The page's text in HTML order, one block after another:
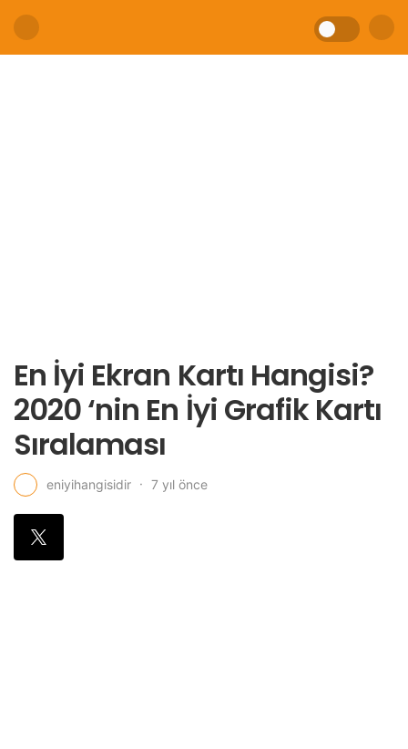
En İyi Ekran Kartı Hangisi?
2020 ‘nin En İyi Grafik Kartı
Sıralaması
eniyihangisidir 7 yıl önce